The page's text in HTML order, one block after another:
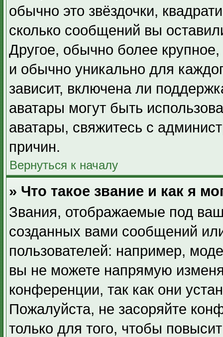
обычно это звёздочки,
сколько сообщений вы
Другое, обычно более
и обычно уникально для
зависит, включена ли
аватары могут быть
аватары, свяжитесь с
причин.
Вернуться к началу
» Что такое звание и как я
Звания, отображаемые под
созданных вами сообщений
пользователей: например,
вы не можете напрямую
конференции, так как они
Пожалуйста, не засоряйте
только для того, чтобы